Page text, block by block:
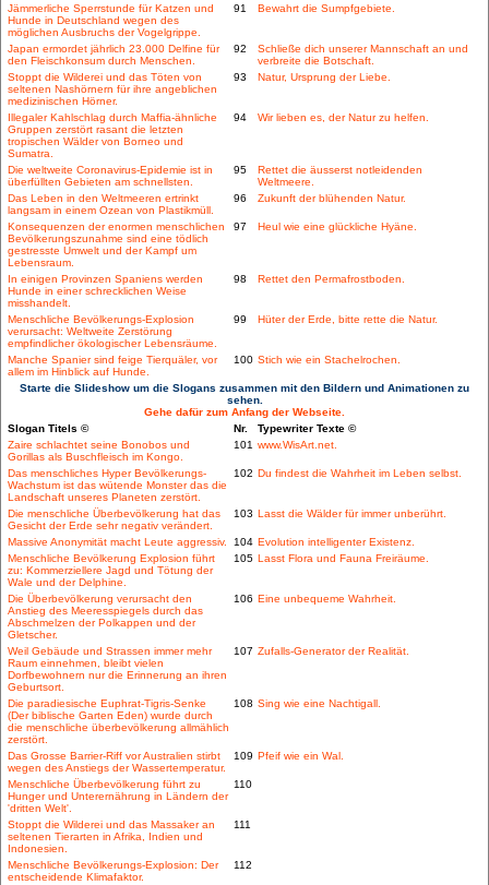
Jämmerliche Sperrstunde für Katzen und
Hunde in Deutschland wegen des
möglichen Ausbruchs der Vogelgrippe.
91 Bewahrt die Sumpfgebiete.
Japan ermordet jährlich 23.000 Delfine für
den Fleischkonsum durch Menschen.
92
Schließe dich unserer Mannschaft an und
verbreite die Botschaft.
Stoppt die Wilderei und das Töten von
seltenen Nashörnern für ihre angeblichen
medizinischen Hörner.
93 Natur, Ursprung der Liebe.
Illegaler Kahlschlag durch Maffia-ähnliche
Gruppen zerstört rasant die letzten
tropischen Wälder von Borneo und
Sumatra.
94 Wir lieben es, der Natur zu helfen.
Die weltweite Coronavirus-Epidemie ist in
überfüllten Gebieten am schnellsten.
95
Rettet die äusserst notleidenden
Weltmeere.
Das Leben in den Weltmeeren ertrinkt
langsam in einem Ozean von Plastikmüll.
96 Zukunft der blühenden Natur.
Konsequenzen der enormen menschlichen
Bevölkerungszunahme sind eine tödlich
gestresste Umwelt und der Kampf um
Lebensraum.
97 Heul wie eine glückliche Hyäne.
In einigen Provinzen Spaniens werden
Hunde in einer schrecklichen Weise
misshandelt.
98 Rettet den Permafrostboden.
Menschliche Bevölkerungs-Explosion
verursacht: Weltweite Zerstörung
empfindlicher ökologischer Lebensräume.
99 Hüter der Erde, bitte rette die Natur.
Manche Spanier sind feige Tierquäler, vor
allem im Hinblick auf Hunde.
100 Stich wie ein Stachelrochen.
Starte die Slideshow um die Slogans zusammen mit den Bildern und Animationen zu
sehen.
Gehe dafür zum Anfang der Webseite.
Slogan Titels ©
Nr.
Typewriter Texte ©
Zaire schlachtet seine Bonobos und
Gorillas als Buschfleisch im Kongo.
101 www.WisArt.net.
Das menschliches Hyper Bevölkerungs-
Wachstum ist das wütende Monster das die
Landschaft unseres Planeten zerstört.
102 Du findest die Wahrheit im Leben selbst.
Die menschliche Überbevölkerung hat das
Gesicht der Erde sehr negativ verändert.
103 Lasst die Wälder für immer unberührt.
Massive Anonymität macht Leute aggressiv. 104 Evolution intelligenter Existenz.
Menschliche Bevölkerung Explosion führt
zu: Kommerziellere Jagd und Tötung der
Wale und der Delphine.
105 Lasst Flora und Fauna Freiräume.
Die Überbevölkerung verursacht den
Anstieg des Meeresspiegels durch das
Abschmelzen der Polkappen und der
Gletscher.
106 Eine unbequeme Wahrheit.
Weil Gebäude und Strassen immer mehr
Raum einnehmen, bleibt vielen
Dorfbewohnern nur die Erinnerung an ihren
Geburtsort.
107 Zufalls-Generator der Realität.
Die paradiesische Euphrat-Tigris-Senke
(Der biblische Garten Eden) wurde durch
die menschliche überbevölkerung allmählich
zerstört.
108 Sing wie eine Nachtigall.
Das Grosse Barrier-Riff vor Australien stirbt
wegen des Anstiegs der Wassertemperatur.
109 Pfeif wie ein Wal.
Menschliche Überbevölkerung führt zu
Hunger und Unterernährung in Ländern der
'dritten Welt'.
110
Stoppt die Wilderei und das Massaker an
seltenen Tierarten in Afrika, Indien und
Indonesien.
111
Menschliche Bevölkerungs-Explosion: Der
entscheidende Klimafaktor.
112